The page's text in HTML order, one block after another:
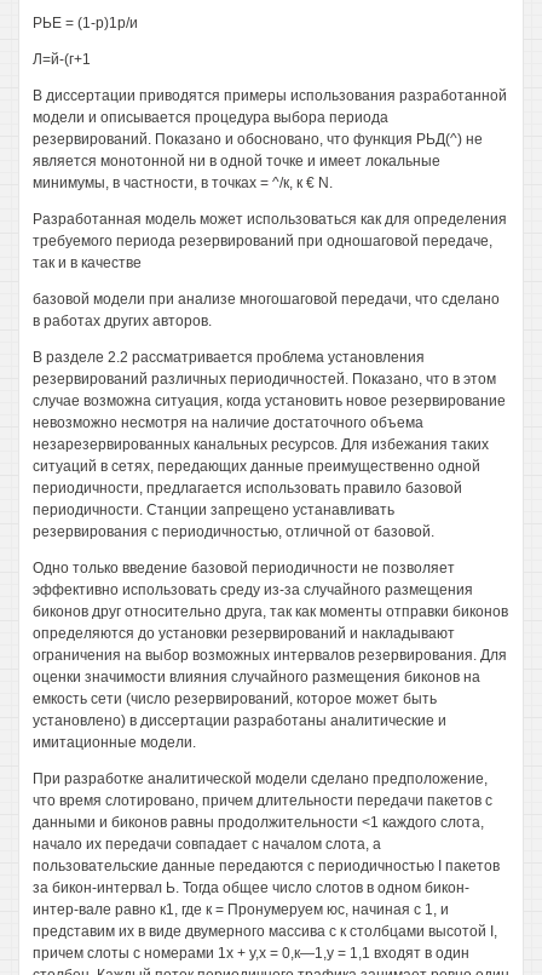
РЬЕ = (1-р)1р/и
Л=й-(г+1
В диссертации приводятся примеры использования разработанной
модели и описывается процедура выбора периода
резервирований. Показано и обосновано, что функция РЬД(^) не
является монотонной ни в одной точке и имеет локальные
минимумы, в частности, в точках = ^/к, к € N.
Разработанная модель может использоваться как для определения
требуемого периода резервирований при одношаговой передаче,
так и в качестве
базовой модели при анализе многошаговой передачи, что сделано
в работах других авторов.
В разделе 2.2 рассматривается проблема установления
резервирований различных периодичностей. Показано, что в этом
случае возможна ситуация, когда установить новое резервирование
невозможно несмотря на наличие достаточного объема
незарезервированных канальных ресурсов. Для избежания таких
ситуаций в сетях, передающих данные преимущественно одной
периодичности, предлагается использовать правило базовой
периодичности. Станции запрещено устанавливать
резервирования с периодичностью, отличной от базовой.
Одно только введение базовой периодичности не позволяет
эффективно использовать среду из-за случайного размещения
биконов друг относительно друга, так как моменты отправки биконов
определяются до установки резервирований и накладывают
ограничения на выбор возможных интервалов резервирования. Для
оценки значимости влияния случайного размещения биконов на
емкость сети (число резервирований, которое может быть
установлено) в диссертации разработаны аналитические и
имитационные модели.
При разработке аналитической модели сделано предположение,
что время слотировано, причем длительности передачи пакетов с
данными и биконов равны продолжительности <1 каждого слота,
начало их передачи совпадает с началом слота, а
пользовательские данные передаются с периодичностью I пакетов
за бикон-интервал Ь. Тогда общее число слотов в одном бикон-
интер-вале равно к1, где к = Пронумеруем юс, начиная с 1, и
представим их в виде двумерного массива с к столбцами высотой I,
причем слоты с номерами 1х + у,х = 0,к—1,у = 1,1 входят в один